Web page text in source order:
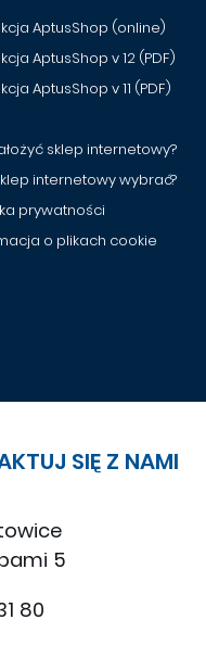
AptusShop (online)
AptusShop v 12 (PDF)
AptusShop v 11 (PDF)
sklep internetowy?
internetowy wybrać?
prywatności
o plikach cookie
SIĘ Z NAMI
5
80